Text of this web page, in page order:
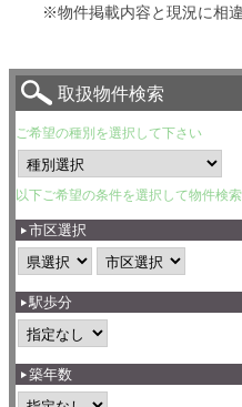
※物件掲載内容と現況に相
取扱物件検索
ご希望の種別を選択して下さい
以下ご希望の条件を選択して物件検
市区選択
駅歩分
築年数